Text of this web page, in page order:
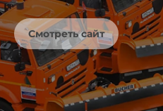
Смотреть сайт